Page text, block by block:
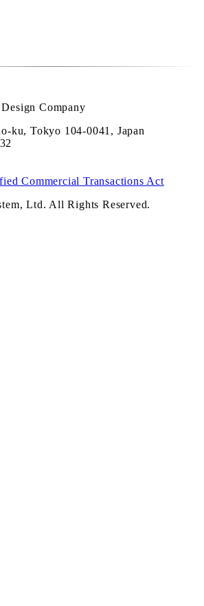
Company
ku, Tokyo 104-0041, Japan
Commercial Transactions Act
Ltd. All Rights Reserved.